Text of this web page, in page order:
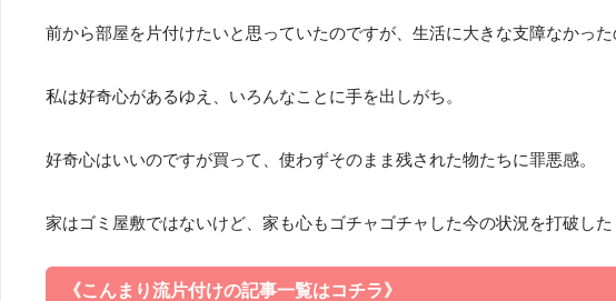
前から部屋を片付けたいと思っていたのですが、生活に大きな支障なかっ
私は好奇心があるゆえ、いろんなことに手を出しがち。
好奇心はいいのですが買って、使わずそのまま残された物たちに罪悪感。
家はゴミ屋敷ではないけど、家も心もゴチャゴチャした今の状況を打破した
《こんまり流片付けの記事一覧はコチラ》